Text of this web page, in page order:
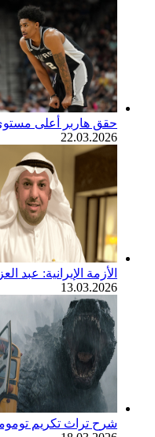
حقق هاربر أعلى مستوى
22.03.2026
الأزمة الإيرانية:
13.03.2026
شرح تراث تكريم